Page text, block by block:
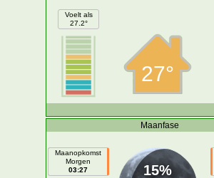
Voelt als
27.2°
27°
Maanfase
Maanopkomst
Morgen
03:27
15%